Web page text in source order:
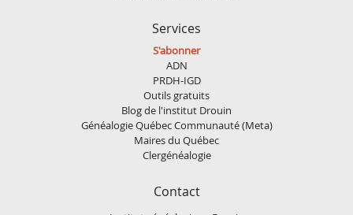
Services
S'abonner
ADN
PRDH-IGD
Outils gratuits
Blog de l'institut Drouin
Généalogie Québec Communauté (Meta)
Maires du Québec
Clergénéalogie
Contact